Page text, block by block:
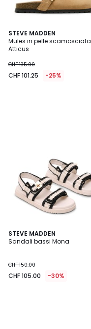
STEVE MADDEN
Mules in pelle scamosciata
Atticus
CHF 135.00
CHF 101.25 -25%
STEVE MADDEN
Sandali bassi Mona
CHF 150.00
CHF 105.00 -30%